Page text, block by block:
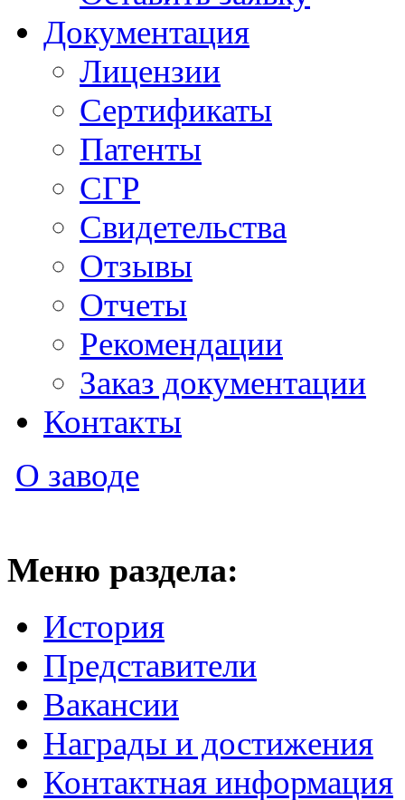
Документация
Лицензии
Сертификаты
Патенты
СГР
Свидетельства
Отзывы
Отчеты
Рекомендации
Заказ документации
Контакты
О заводе
Меню раздела:
История
Представители
Вакансии
Награды и достижения
Контактная информация